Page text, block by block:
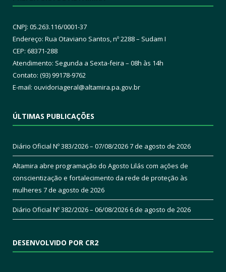
CNPJ: 05.263.116/0001-37
Endereço: Rua Otaviano Santos, nº 2288 – Sudam I
CEP: 68371-288
Atendimento: Segunda a Sexta-feira – 08h às 14h
Contato: (93) 99178-9762
E-mail: ouvidoriageral@altamira.pa.gov.br
ÚLTIMAS PUBLICAÇÕES
Diário Oficial Nº 383/2026 – 07/08/20267 de agosto de 2026
Altamira abre programação do Agosto Lilás com ações de
conscientização e fortalecimento da rede de proteção às
mulheres 7 de agosto de 2026
Diário Oficial Nº 382/2026 – 06/08/20266 de agosto de 2026
DESENVOLVIDO POR CR2